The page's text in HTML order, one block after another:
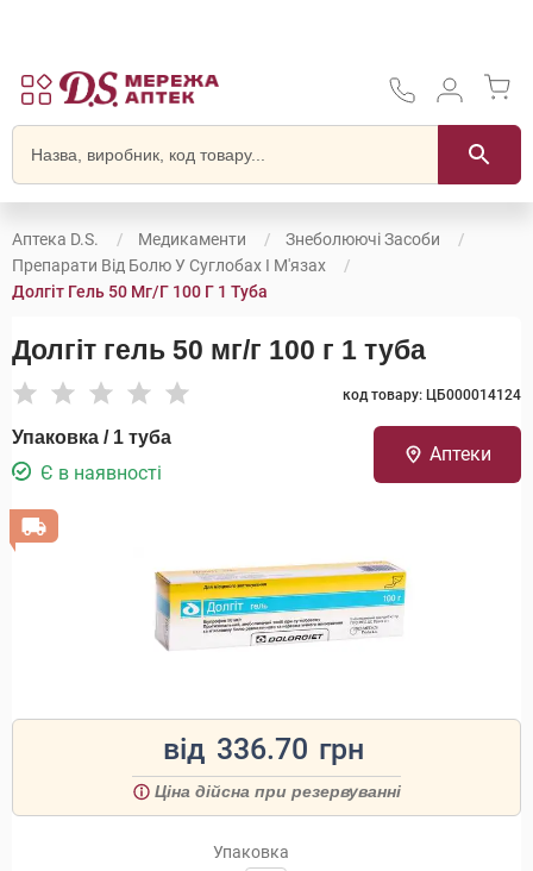
Аптека D.S. Медикаменти
Знеболюючі Засоби
Препарати Від Болю У Суглобах І М'язах
Долгіт Гель 50 Мг/г 100 Г 1 Туба
Долгіт гель 50 мг/г 100 г 1 туба
код товару: ЦБ000014124
Упаковка / 1 туба
Є в наявності
Аптеки
від 336.70 грн
Ціна дійсна при резервуванні
Упаковка